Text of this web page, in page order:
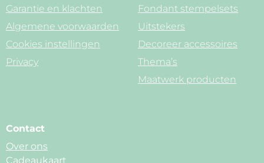
Garantie en klachten
Algemene voorwaarden
Cookies instellingen
Privacy
Fondant stempelsets
Uitstekers
Decoreer accessoires
Thema’s
Maatwerk producten
Contact
Over ons
Cadeaukaart